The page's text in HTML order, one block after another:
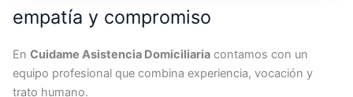
empatía y compromiso
En Cuidame Asistencia Domiciliaria contamos con un
equipo profesional que combina experiencia, vocación y
trato humano.